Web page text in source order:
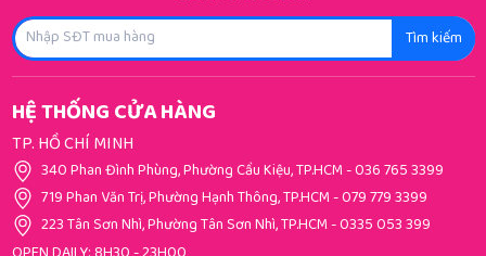
Tìm kiếm
HỆ THỐNG CỬA HÀNG
TP. HỒ CHÍ MINH
340 Phan Đình Phùng, Phường Cầu Kiệu, TP.HCM-036 765 3399
719 Phan Văn Trị, Phường Hạnh Thông, TP.HCM-079 779 3399
223 Tân Sơn Nhì, Phường Tân Sơn Nhì, TP.HCM-0335 053 399